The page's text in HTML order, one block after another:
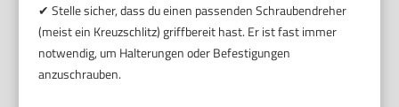
✔ Stelle sicher, dass du einen passenden Schraubendreher
(meist ein Kreuzschlitz) griffbereit hast. Er ist fast immer
notwendig, um Halterungen oder Befestigungen
anzuschrauben.